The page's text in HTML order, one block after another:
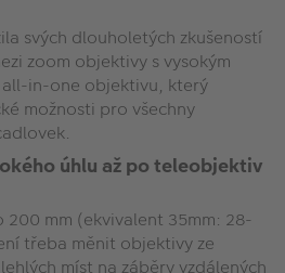
svých dlouholetých zkušeností
zoom objektivy s vysokým
in-one objektivu, který
možnosti pro všechny
úhlu až po teleobjektiv
200 mm (ekvivalent 35mm: 28-
třeba měnit objektivy ze
míst na záběry vzdálených